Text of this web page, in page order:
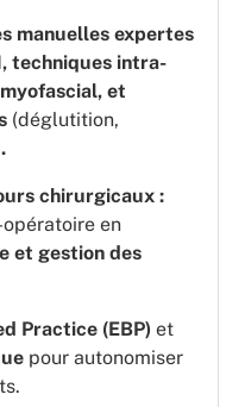
manuelles expertes
techniques intra-
et
(déglutition,
.
chirurgicaux :
en
et gestion des
Practice (EBP) et
pour autonomiser